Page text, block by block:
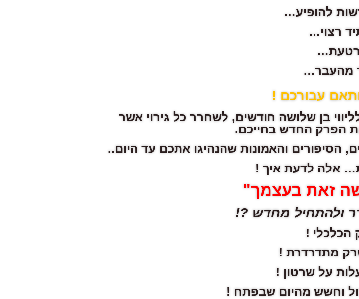
להופיע…
רצוי…
מהעבר…
עבורכם !
בן שלושה חודשים, לשחרר כל גירוי אשר
הפרק החדש בחייכם.
והאמונות שהנהיגו אתכם עד היום..
אלה לדעת איך !
זאת בעצמך"
ולהתחיל מחדש ?!
הכלכלי !
מתדרדרת !
על שרטון !
וחשש מהיום שבפתח !